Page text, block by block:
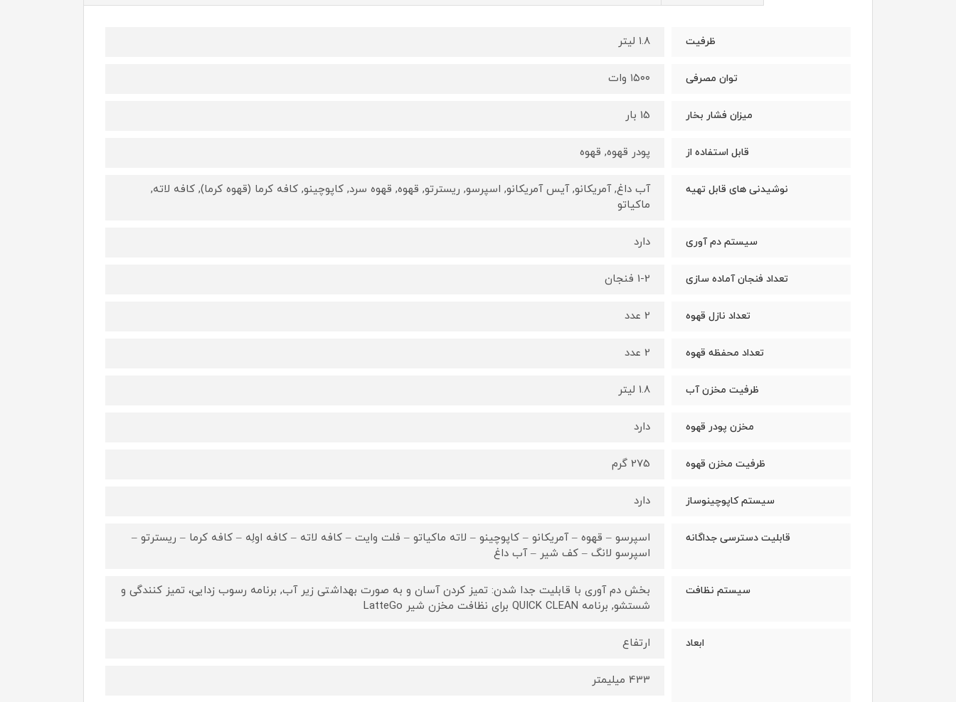
ظرفیت ۱.۸ لیتر
توان مصرفی ۱۵۰۰ وات
میزان فشار بخار 15 بار
قابل استفاده از پودر قهوه, قهوه
نوشیدنی های قابل تهیه
آب داغ, آمریکانو, آیس آمریکانو, اسپرسو, ریسترتو, قهوه, قهوه سرد, کاپوچینو, کافه کرما (قهوه کرما), کافه لاته,
ماکیاتو
سیستم دم آوری دارد
تعداد فنجان آماده سازی 1-2 فنجان
تعداد نازل قهوه 2 عدد
تعداد محفظه قهوه 2 عدد
ظرفیت مخزن آب 1.8 لیتر
مخزن پودر قهوه دارد
ظرفیت مخزن قهوه 275 گرم
سیستم کاپوچینوساز دارد
قابلیت دسترسی جداگانه
اسپرسو – قهوه – آمریکانو – کاپوچینو – لاته ماکیاتو – فلت وایت – کافه لاته – کافه اولِه – کافه کرما – ریسترتو –
اسپرسو لانگ – کف شیر – آب داغ
سیستم نظافت
بخش دم آوری با قابلیت جدا شدن: تمیز کردن آسان و به صورت بهداشتی زیر آب, برنامه رسوب زدایی، تمیز کنندگی و
شستشو, برنامه QUICK CLEAN برای نظافت مخزن شیر LatteGo
ابعاد ارتفاع
433 میلیمتر